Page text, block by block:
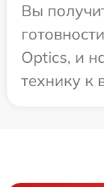
Вы
Optics, и
технику к